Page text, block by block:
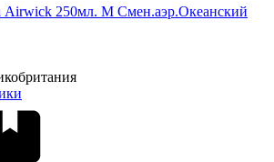
Airwick 250мл. М Смен.аэр.Океанский